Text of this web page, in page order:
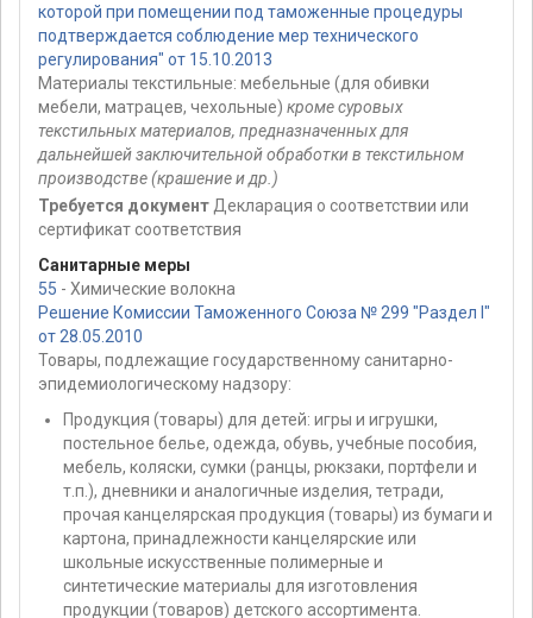
которой при помещении под таможенные процедуры
подтверждается соблюдение мер технического
регулирования" от 15.10.2013
Материалы текстильные: мебельные (для обивки
мебели, матрацев, чехольные) кроме суровых
текстильных материалов, предназначенных для
дальнейшей заключительной обработки в текстильном
производстве (крашение и др.)
Требуется документ Декларация о соответствии или
сертификат соответствия
Санитарные меры
55 - Химические волокна
Решение Комиссии Таможенного Союза № 299 "Раздел I"
от 28.05.2010
Товары, подлежащие государственному санитарно-
эпидемиологическому надзору:
Продукция (товары) для детей: игры и игрушки,
постельное белье, одежда, обувь, учебные пособия,
мебель, коляски, сумки (ранцы, рюкзаки, портфели и
т.п.), дневники и аналогичные изделия, тетради,
прочая канцелярская продукция (товары) из бумаги и
картона, принадлежности канцелярские или
школьные искусственные полимерные и
синтетические материалы для изготовления
продукции (товаров) детского ассортимента.